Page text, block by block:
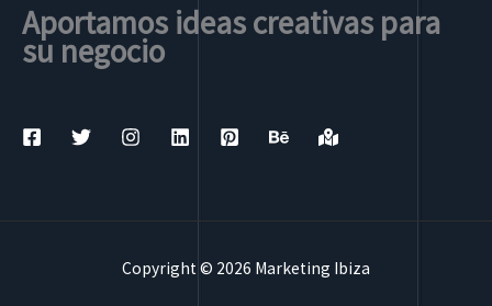
Aportamos ideas creativas para
su negocio
Copyright © 2026 Marketing Ibiza